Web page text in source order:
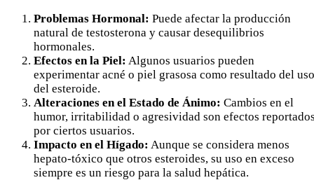
Problemas Hormonal: Puede afectar la producción
natural de testosterona y causar desequilibrios
hormonales.
Efectos en la Piel: Algunos usuarios pueden
experimentar acné o piel grasosa como resultado del uso
del esteroide.
Alteraciones en el Estado de Ánimo: Cambios en el
humor, irritabilidad o agresividad son efectos
por ciertos usuarios.
Impacto en el Hígado: Aunque se considera menos
hepato-tóxico que otros esteroides, su uso en exceso
siempre es un riesgo para la salud hepática.